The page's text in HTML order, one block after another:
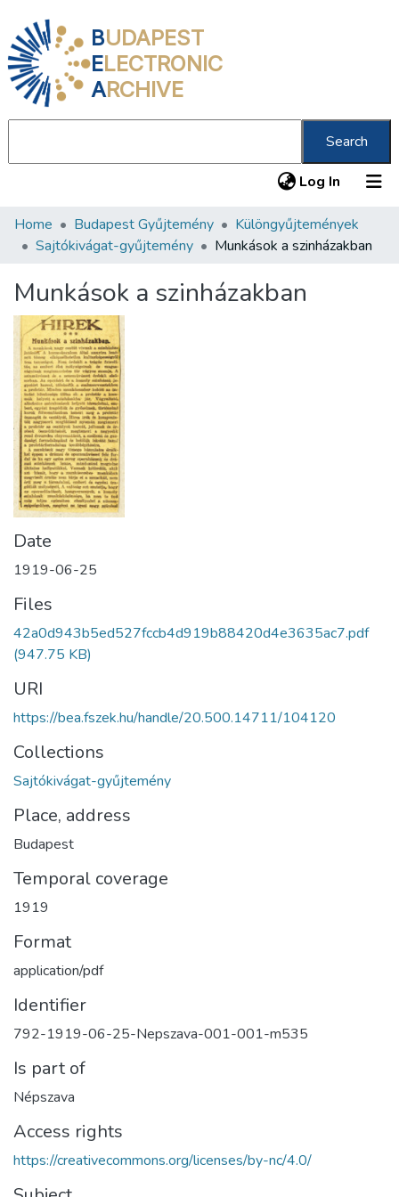
BUDAPEST
ELECTRONIC
ARCHIVE
Search
Log In (current)
Communities & Collections
Statistics
About us
Home Budapest Gyűjtemény
Különgyűjtemények
Sajtókivágat-gyűjtemény
Munkások a szinházakban
Munkások a szinházakban
Date
1919-06-25
Files
42a0d943b5ed527fccb4d919b88420d4e3635ac7.pdf
(947.75 KB)
URI
https://bea.fszek.hu/handle/20.500.14711/104120
Collections
Sajtókivágat-gyűjtemény
Place, address
Budapest
Temporal coverage
1919
Format
application/pdf
Identifier
792-1919-06-25-Nepszava-001-001-m535
Is part of
Népszava
Access rights
https://creativecommons.org/licenses/by-nc/4.0/